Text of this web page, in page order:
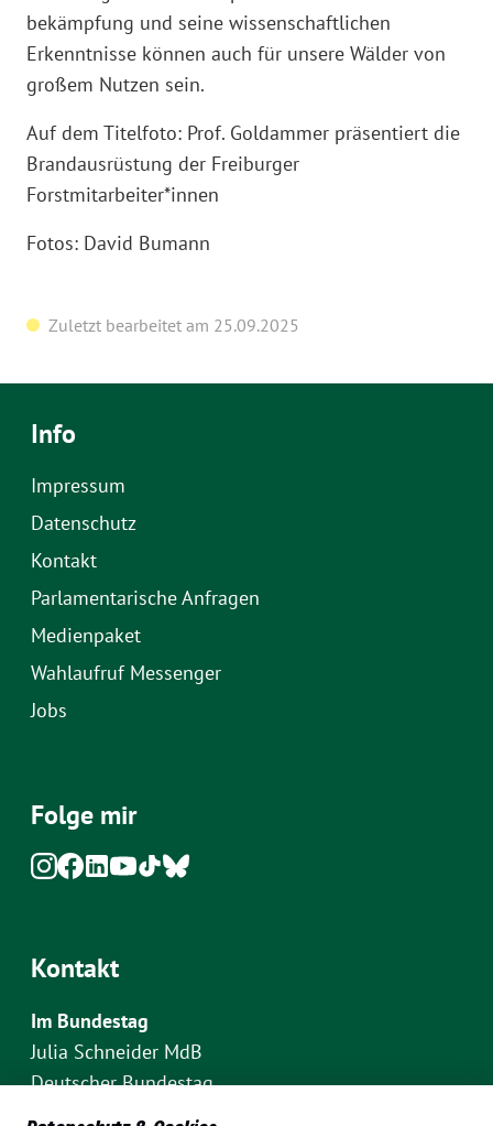
bekämpfung und seine wissenschaftlichen
Erkenntnisse können auch für unsere Wälder von
großem Nutzen sein.
Auf dem Titelfoto: Prof. Goldammer präsentiert die
Brandausrüstung der Freiburger
Forstmitarbeiter*innen
Fotos: David Bumann
Zuletzt bearbeitet am 25.09.2025
Info
Impressum
Datenschutz
Kontakt
Parlamentarische Anfragen
Medienpaket
Wahlaufruf Messenger
Jobs
Folge mir
Kontakt
Im Bundestag
Julia Schneider MdB
Deutscher Bundestag
Fraktion Bündnis 90/Die Grünen